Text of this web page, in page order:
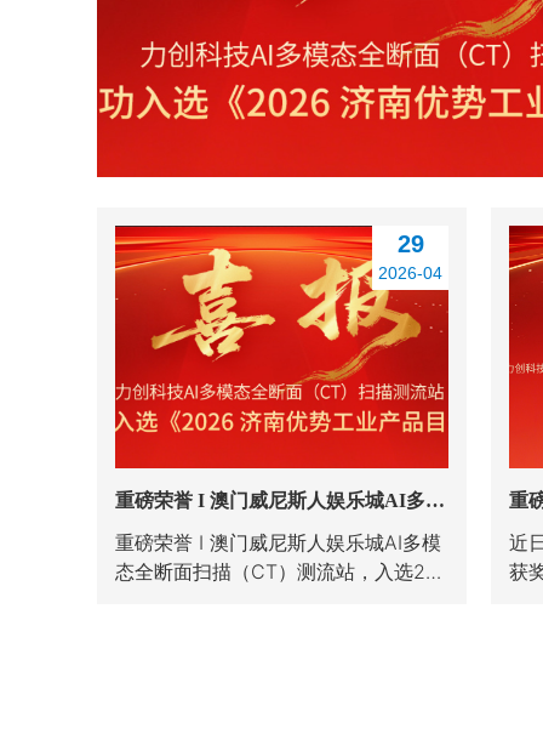
29
2026-04
重磅荣誉 I 澳门威尼斯人娱乐城AI多模
态全断面扫描（CT）测流站，入选202
6济南优势工业品目录
重磅荣誉 I 澳门威尼斯人娱乐城AI多模
态全断面扫描（CT）测流站，入选20
重
25
近
获